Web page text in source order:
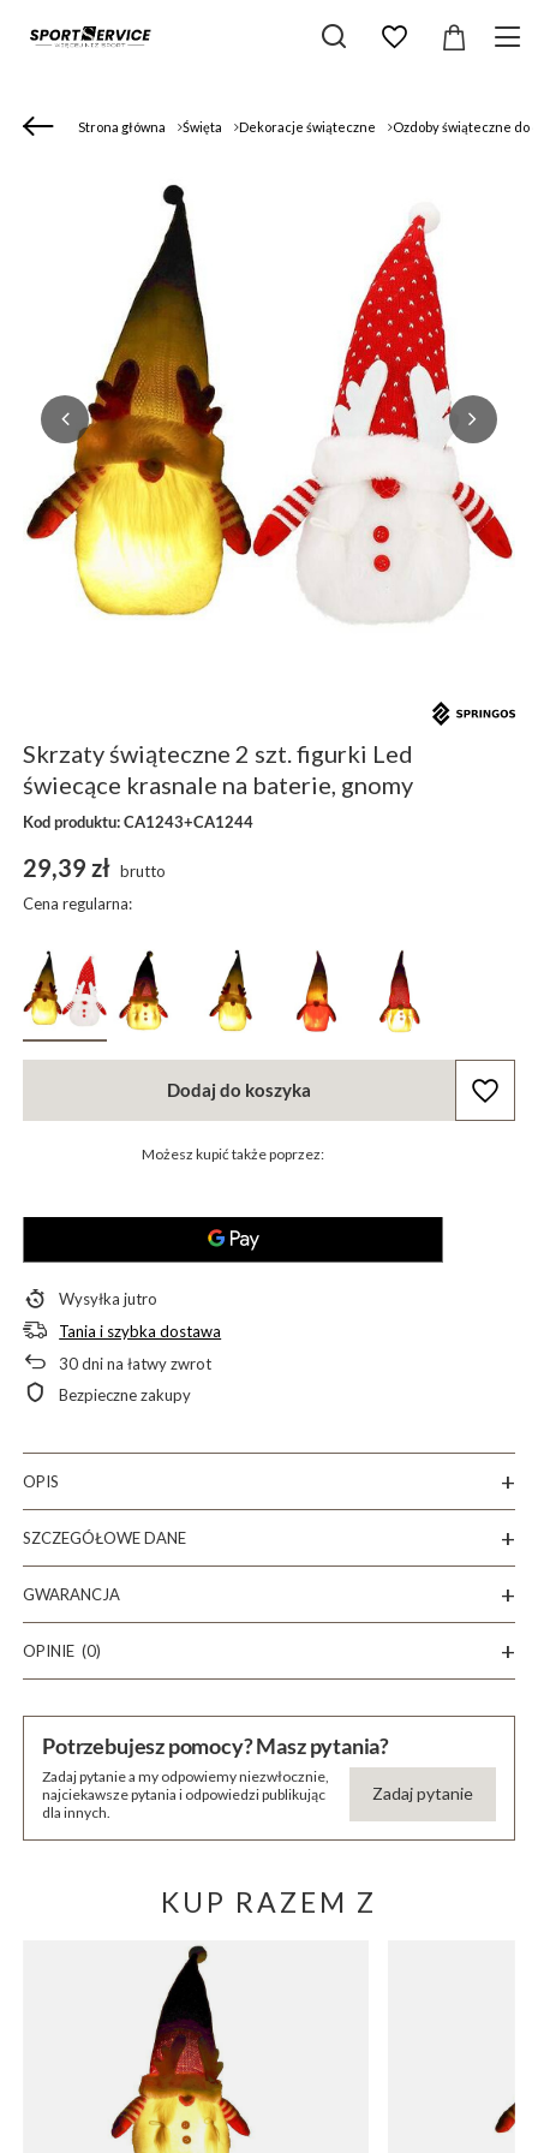
Strona główna Święta Dekoracje świąteczne Ozdoby świąteczne do
Skrzaty świąteczne 2 szt. figurki Led
świecące krasnale na baterie, gnomy
Kod produktu: CA1243+CA1244
29,39 zł brutto
Cena regularna:
Dodaj do koszyka
Możesz kupić także poprzez:
Wysyłkajutro
Tania i szybka dostawa
30dni na łatwy zwrot
Bezpieczne zakupy
OPIS
SZCZEGÓŁOWE DANE
GWARANCJA
OPINIE (0)
Potrzebujesz pomocy? Masz pytania?
Zadaj pytanie a my odpowiemy niezwłocznie,
najciekawsze pytania i odpowiedzi publikując
dla innych.
Zadaj pytanie
KUP RAZEM Z